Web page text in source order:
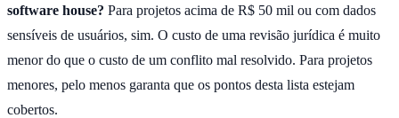
software house? Para projetos acima de R$ 50 mil ou com dados
sensíveis de usuários, sim. O custo de uma revisão jurídica é muito
menor do que o custo de um conflito mal resolvido. Para projetos
menores, pelo menos garanta que os pontos desta lista estejam
cobertos.